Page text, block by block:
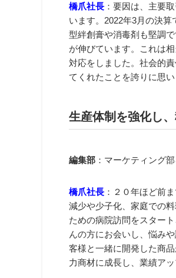
橋爪社長 ：要因は、主要
います。2022年3月の決
型絆創膏や消毒剤も堅調
が伸びています。これは
対応をしました。社会的
てくれたことを誇りに思い
生産体制を強化し
編集部 ：マーケティング
橋爪社長 ：２０年ほど前
減少や少子化、家庭での
ための病院訪問をスター
んの方にお会いし、悩み
客様と一緒に開発した商
力商材に成長し、業績ア